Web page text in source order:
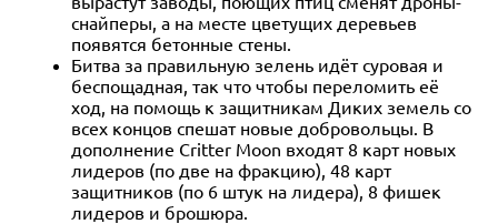
снайперы, а на месте цветущих деревьев
появятся бетонные стены.
Битва за правильную зелень идёт суровая и
беспощадная, так что чтобы переломить её
ход, на помощь к защитникам Диких земель со
всех концов спешат новые добровольцы. В
дополнение Critter Moon входят 8 карт новых
лидеров (по две на фракцию), 48 карт
защитников (по 6 штук на лидера), 8 фишек
лидеров и брошюра.